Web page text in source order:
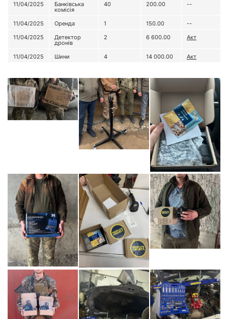
11/04/2025 Банківська
комісія
40 200.00 --
11/04/2025 Оренда 1 150.00
--
11/04/2025
Детектор
дронів
2 6 600.00 Акт
11/04/2025 Шини 4 14 000.00 Акт